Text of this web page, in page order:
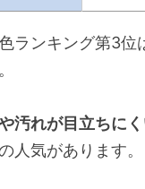
ランキング第3位
汚れが目立ちに
人気があります。